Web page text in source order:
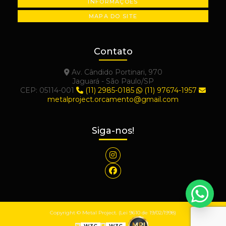
INFORMAÇÕES
MAPA DO SITE
Contato
Av. Cândido Portinari, 970
Jaguará - São Paulo/SP
CEP: 05114-001
(11) 2985-0185
(11) 97674-1957
metalproject.orcamento@gmail.com
Siga-nos!
Copyright © Metal Project. (Lei 9610 de 19/02/1998)